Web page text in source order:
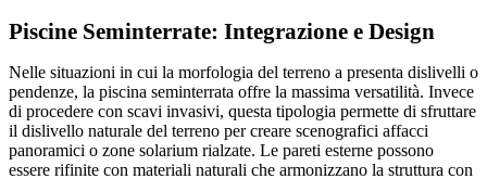
Piscine Seminterrate: Integrazione e Design
Nelle situazioni in cui la morfologia del terreno a presenta dislivelli o
pendenze, la piscina seminterrata offre la massima versatilità. Invece
di procedere con scavi invasivi, questa tipologia permette di sfruttare
il dislivello naturale del terreno per creare scenografici affacci
panoramici o zone solarium rialzate. Le pareti esterne possono
essere rifinite con materiali naturali che armonizzano la struttura con